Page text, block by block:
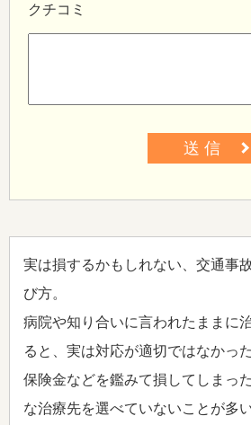
クチコミ
送 信
実は損するかもしれない、交通事
び方。
病院や知り合いに言われたままに
ると、実は対応が適切ではなかっ
保険金などを鑑みて損してしまっ
な治療先を選べていないことが多